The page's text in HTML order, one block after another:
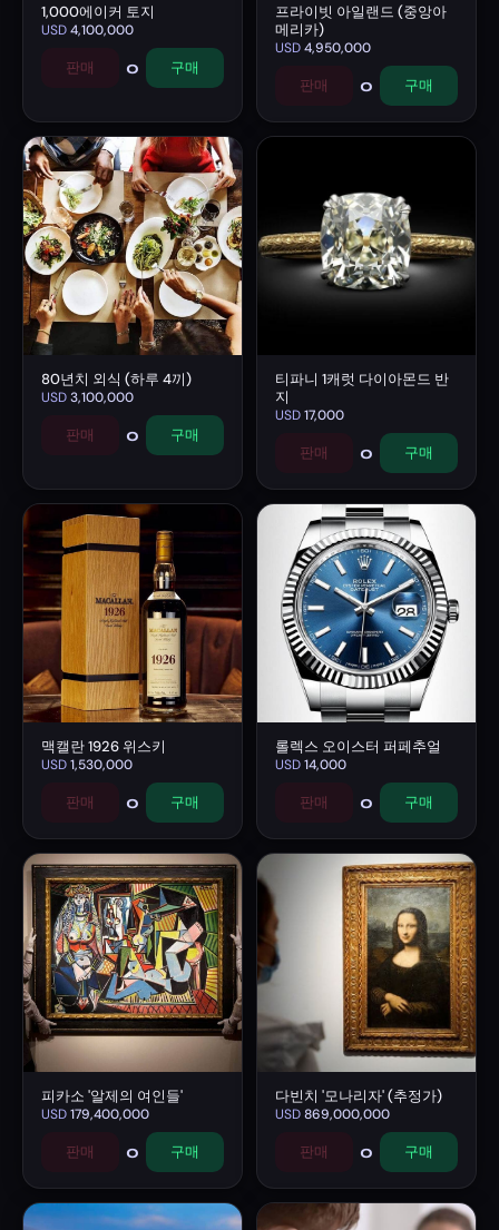
1,000에이커 토지
USD4,100,000
판매 0 구매
프라이빗 아일랜드 (중앙아
메리카)
USD4,950,000
판매 0 구매
80년치 외식 (하루 4끼)
USD3,100,000
판매 0 구매
티파니 1캐럿 다이아몬드 반
지
USD17,000
판매 0 구매
맥캘란 1926 위스키
USD1,530,000
판매 0 구매
롤렉스 오이스터 퍼페추얼
USD14,000
판매 0 구매
피카소 '알제의 여인들'
USD179,400,000
판매 0 구매
다빈치 '모나리자' (추정가)
USD869,000,000
판매 0 구매